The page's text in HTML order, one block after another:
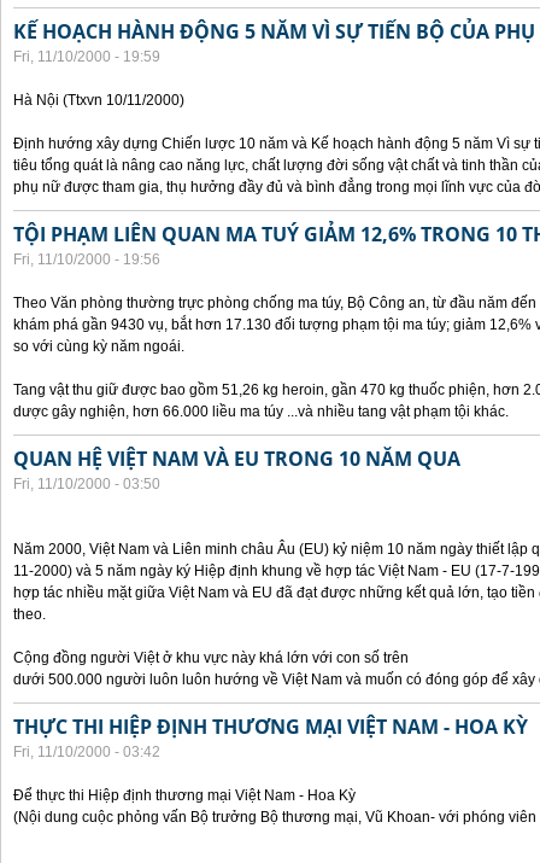
KẾ HOẠCH HÀNH ĐỘNG 5 NĂM VÌ SỰ TIẾN BỘ CỦA
Fri, 11/10/2000 - 19:59
Hà Nội (Ttxvn 10/11/2000)
Định hướng xây dựng Chiến lược 10 năm và Kế hoạch hành động 5 năm Vì sự
tiêu tổng quát là nâng cao năng lực, chất lượng đời sống vật chất và tinh thần
phụ nữ được tham gia, thụ hưởng đầy đủ và bình đẳng trong mọi lĩnh vực của
TỘI PHẠM LIÊN QUAN MA TUÝ GIẢM 12,6% TRONG 10
Fri, 11/10/2000 - 19:56
Theo Văn phòng thường trực phòng chống ma túy, Bộ Công an, từ đầu năm
khám phá gần 9430 vụ, bắt hơn 17.130 đối tượng phạm tội ma túy; giảm 12,6%
so với cùng kỳ năm ngoái.
Tang vật thu giữ được bao gồm 51,26 kg heroin, gần 470 kg thuốc phiện, hơn
dược gây nghiện, hơn 66.000 liều ma túy ...và nhiều tang vật phạm tội khác.
QUAN HỆ VIỆT NAM VÀ EU TRONG 10 NĂM QUA
Fri, 11/10/2000 - 03:50
Năm 2000, Việt Nam và Liên minh châu Âu (EU) kỷ niệm 10 năm ngày thiết lập
11-2000) và 5 năm ngày ký Hiệp định khung về hợp tác Việt Nam - EU (17-7-
hợp tác nhiều mặt giữa Việt Nam và EU đã đạt được những kết quả lớn, tạo
theo.
Cộng đồng người Việt ở khu vực này khá lớn với con số trên
dưới 500.000 người luôn luôn hướng về Việt Nam và muốn có đóng góp để
THỰC THI HIỆP ĐỊNH THƯƠNG MẠI VIỆT NAM - HOA KỲ
Fri, 11/10/2000 - 03:42
Để thực thi Hiệp định thương mại Việt Nam - Hoa Kỳ
(Nội dung cuộc phỏng vấn Bộ trưởng Bộ thương mại, Vũ Khoan- với phóng